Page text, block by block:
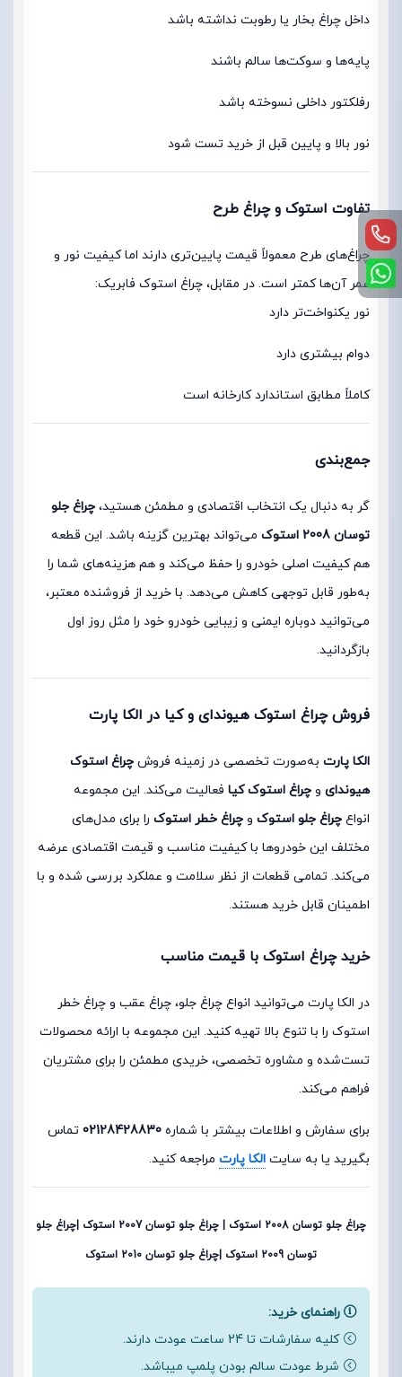
داخل چراغ بخار یا رطوبت نداشته باشد
پایه‌ها و سوکت‌ها سالم باشند
رفلکتور داخلی نسوخته باشد
نور بالا و پایین قبل از خرید تست شود
تفاوت استوک و چراغ طرح
چراغ‌های طرح معمولاً قیمت پایین‌تری دارند اما کیفیت نور و
عمر آن‌ها کمتر است. در مقابل، چراغ استوک فابریک:
نور یکنواخت‌تر دارد
دوام بیشتری دارد
کاملاً مطابق استاندارد کارخانه است
جمع‌بندی
گر به دنبال یک انتخاب اقتصادی و مطمئن هستید، چراغ جلو
توسان 2008 استوک
می‌تواند بهترین گزینه باشد. این قطعه
هم کیفیت اصلی خودرو را حفظ می‌کند و هم هزینه‌های شما را
به‌طور قابل توجهی کاهش می‌دهد. با خرید از فروشنده معتبر،
می‌توانید دوباره ایمنی و زیبایی خودرو خود را مثل روز اول
بازگردانید.
فروش چراغ استوک هیوندای و کیا در الکا پارت
الکا پارت به‌صورت تخصصی در زمینه فروش چراغ استوک
هیوندای و چراغ استوک کیا فعالیت می‌کند. این مجموعه
انواع چراغ جلو استوک و چراغ خطر استوک را برای مدل‌های
مختلف این خودروها با کیفیت مناسب و قیمت اقتصادی عرضه
می‌کند. تمامی قطعات از نظر سلامت و عملکرد بررسی شده و با
اطمینان قابل خرید هستند.
خرید چراغ استوک با قیمت مناسب
در الکا پارت می‌توانید انواع چراغ جلو، چراغ عقب و چراغ خطر
استوک را با تنوع بالا تهیه کنید. این مجموعه با ارائه محصولات
تست‌شده و مشاوره تخصصی، خریدی مطمئن را برای مشتریان
فراهم می‌کند.
برای سفارش و اطلاعات بیشتر با شماره 02128428830 تماس
بگیرید یا به سایت الکا پارت مراجعه کنید.
چراغ جلو توسان 2008 استوک | چراغ جلو توسان 2007 استوک |چراغ جلو
توسان 2009 استوک |چراغ جلو توسان 2010 استوک
راهنمای خرید:
کلیه سفارشات تا 24 ساعت عودت دارند.
شرط عودت سالم بودن پلمپ میباشد.